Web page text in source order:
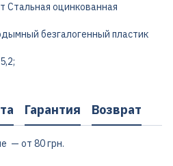
Стальная оцинкованная
безгалогенный пластик
Гарантия Возврат
— от 80 грн.